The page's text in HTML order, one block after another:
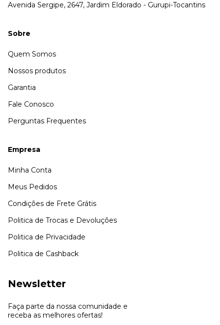
Avenida Sergipe, 2647, Jardim Eldorado - Gurupi-Tocantins
Sobre
Quem Somos
Nossos produtos
Garantia
Fale Conosco
Perguntas Frequentes
Empresa
Minha Conta
Meus Pedidos
Condições de Frete Grátis
Politica de Trocas e Devoluções
Politica de Privacidade
Politica de Cashback
Newsletter
Faça parte da nossa comunidade e
receba as melhores ofertas!